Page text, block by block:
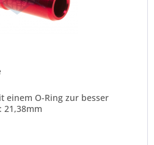
einem O-Ring zur besser
21,38mm